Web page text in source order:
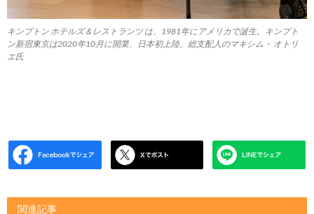
キンプトン ホテルズ＆レストランツ は、1981年にアメリカで誕生。キンプト
ン新宿東京は2020年10月に開業、日本初上陸。総支配人のマキシム・ オトリ
エ​氏
関連記事